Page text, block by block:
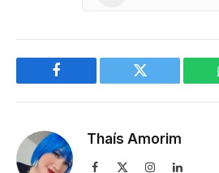
Facebook Twitter
Thaís Amorim
Facebook InstagramLinkedIn